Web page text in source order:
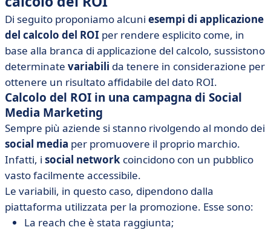
Di seguito proponiamo alcuni esempi di applicazione
del calcolo del ROI per rendere esplicito come, in
base alla branca di applicazione del calcolo, sussistono
determinate variabili da tenere in considerazione per
ottenere un risultato affidabile del dato ROI.
Calcolo del ROI in una campagna di Social
Media Marketing
Sempre più aziende si stanno rivolgendo al mondo dei
social media per promuovere il proprio marchio.
Infatti, i social network coincidono con un pubblico
vasto facilmente accessibile.
Le variabili, in questo caso, dipendono dalla
piattaforma utilizzata per la promozione. Esse sono:
La reach che è stata raggiunta;